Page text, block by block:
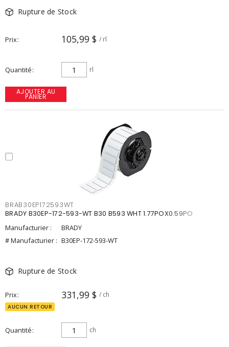
Rupture de Stock
Prix 105,99 $ / rl
Quantité rl
AJOUTER AU
PANIER
BRAB30EP172593WT
BRADY B30EP-172-593-WT B30 B593 WHT 1.77POX0.59PO
Manufacturier :
BRADY
# Manufacturier : B30EP-172-593-WT
Rupture de Stock
Prix 331,99 $ / ch
AUCUN RETOUR
Quantité ch